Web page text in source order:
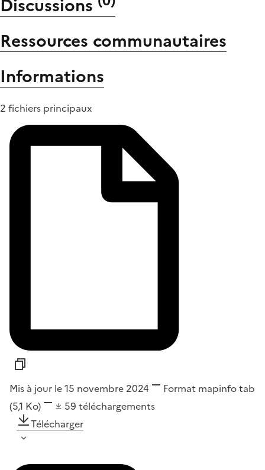
Discussions
Ressources communautaires
Informations
2 fichiers principaux
Mis à jour le 15 novembre 2024 Format mapinfo tab
(5,1 Ko)
59 téléchargements
Télécharger